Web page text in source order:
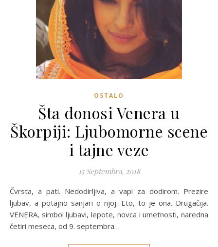
OSTALO
Šta donosi Venera u
Škorpiji: Ljubomorne scene
i tajne veze
15 Septembra, 2018
Čvrsta, a pati. Nedodirljiva, a vapi za dodirom. Prezire
ljubav, a potajno sanjari o njoj. Eto, to je ona. Drugačija.
VENERA, simbol ljubavi, lepote, novca i umetnosti, naredna
četiri meseca, od 9. septembra…